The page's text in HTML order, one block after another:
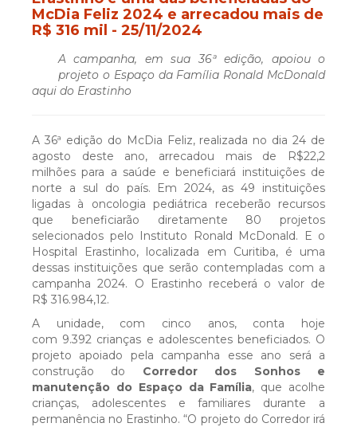
INTRANET
INSTITUCIONAL
Histórico
Organograma
Conselho de Administração
Diretoria e Gerências
Erasto Gaertner em números
McDia Feliz 2024 e arrecadou mais de
R$ 316 mil - 25/11/2024
A campanha, em sua 36ª edição, apoiou o
projeto o Espaço da Família Ronald McDonald
aqui do Erastinho
A 36ª edição do McDia Feliz, realizada no dia24 de
agosto deste ano, arrecadou mais de
R$22,2
milhões para a saúde e beneficiará instituições de
norte a sul do país. Em 2024, as 49
instituições
ligadas à oncologia pediátrica receberão recursos
que beneficiarão diretamente 80 projetos
selecionados pelo Instituto Ronald McDonald. E o
Hospital Erastinho, localizada em Curitiba, é uma
dessas instituições que serão contempladas com a
campanha 2024. O Erastinho receberá o valor de
R$ 316.984,12.
A unidade, com cinco anos, conta hoje
com 9.392 crianças e adolescentes beneficiados. O
projeto apoiado pela campanha esse ano será a
construção do Corredor dos Sonhos e
manutenção do Espaço da Família, que acolhe
crianças, adolescentes e familiares durante a
permanência no Erastinho. “O projeto do Corredor irá